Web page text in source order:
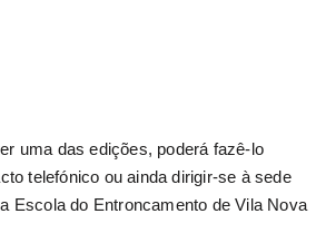
uma das edições, poderá fazê-lo
telefónico ou ainda dirigir-se à sede
Escola do Entroncamento de Vila Nova